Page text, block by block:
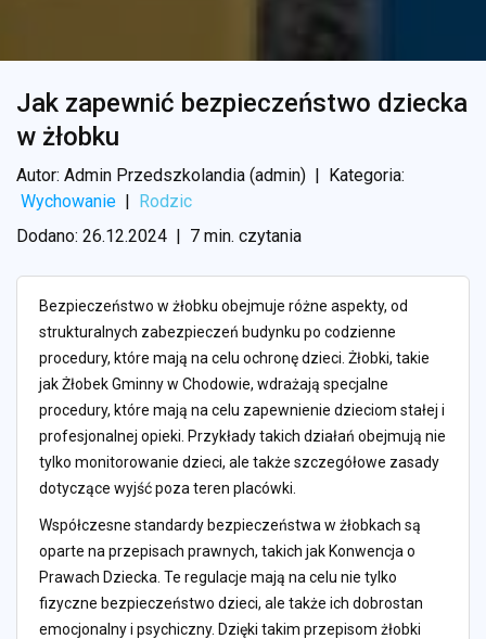
Jak zapewnić bezpieczeństwo dziecka
w żłobku
Autor: Admin Przedszkolandia (admin) | Kategoria:
Wychowanie | Rodzic
Dodano: 26.12.2024 | 7 min. czytania
Bezpieczeństwo w żłobku obejmuje różne aspekty, od
strukturalnych zabezpieczeń budynku po codzienne
procedury, które mają na celu ochronę dzieci. Żłobki, takie
jak Żłobek Gminny w Chodowie, wdrażają specjalne
procedury, które mają na celu zapewnienie dzieciom stałej i
profesjonalnej opieki. Przykłady takich działań obejmują nie
tylko monitorowanie dzieci, ale także szczegółowe zasady
dotyczące wyjść poza teren placówki.
Współczesne standardy bezpieczeństwa w żłobkach są
oparte na przepisach prawnych, takich jak Konwencja o
Prawach Dziecka. Te regulacje mają na celu nie tylko
fizyczne bezpieczeństwo dzieci, ale także ich dobrostan
emocjonalny i psychiczny. Dzięki takim przepisom żłobki